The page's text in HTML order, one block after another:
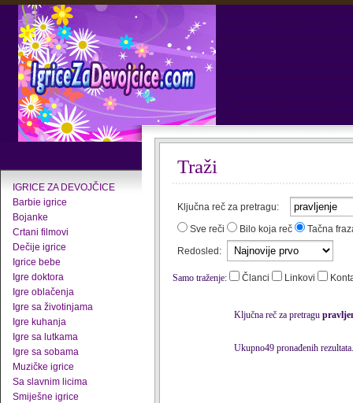
IGRICE ZA DEVOJČICE
Barbie igrice
Bojanke
Crtani filmovi
Dečije igrice
Igrice bebe
Igre doktora
Igre oblačenja
Igre sa životinjama
Igre kuhanja
Igre sa lutkama
Igre sa sobama
Muzičke igrice
Sa slavnim licima
Smiješne igrice
Traži
Ključna reč za pretragu:
Sve reči
Bilo koja reč
Tačna
Redosled:
Samo traženje: Članci Linkovi
Ključna reč za pretragu
Ukupno49 pronađenih rezultata.